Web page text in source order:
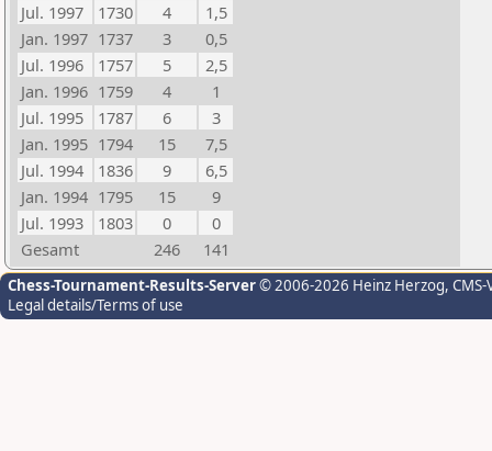
Jul. 1997
1730 4
1,5
Jan. 1997 1737 3
0,5
Jul. 1996
1757 5
2,5
Jan. 1996 1759 4
1
Jul. 1995
1787 6
3
Jan. 1995 1794 15
7,5
Jul. 1994
1836 9
6,5
Jan. 1994 1795 15
9
Jul. 1993
1803 0
0
Gesamt
246 141
Chess-Tournament-Results-Server© 2006-2026 Heinz Herzog,
Legal details/Terms of use